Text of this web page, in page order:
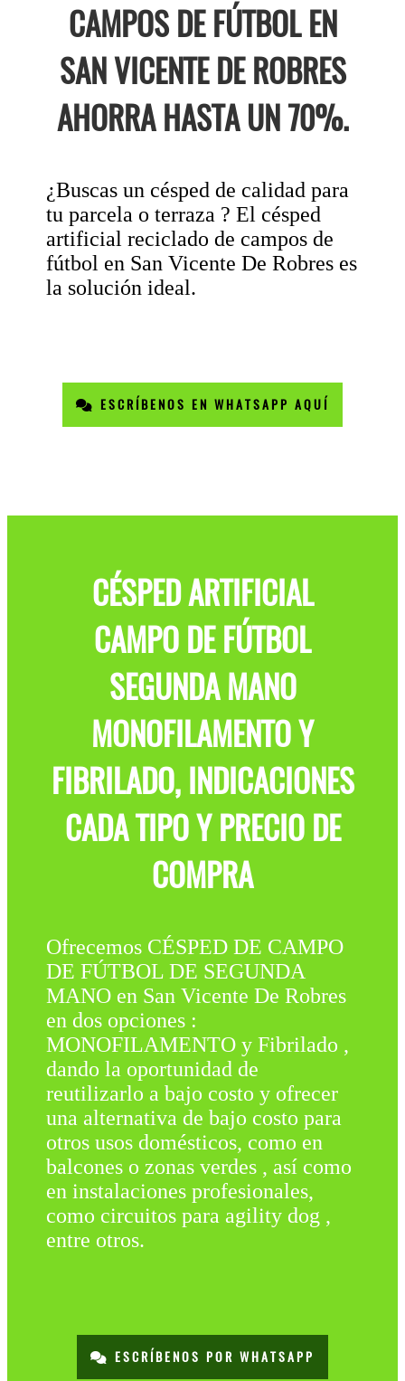
CAMPOS DE FÚTBOL EN
SAN VICENTE DE ROBRES
AHORRA HASTA UN 70%.
¿Buscas un césped de calidad para
tu parcela o terraza ? El césped
artificial reciclado de campos de
fútbol en San Vicente De Robres es
la solución ideal.
ESCRÍBENOS EN WHATSAPP AQUÍ
CÉSPED ARTIFICIAL
CAMPO DE FÚTBOL
SEGUNDA MANO
MONOFILAMENTO Y
FIBRILADO, INDICACIONES
CADA TIPO Y PRECIO DE
COMPRA
Ofrecemos CÉSPED DE CAMPO
DE FÚTBOL DE SEGUNDA
MANO en San Vicente De Robres
en dos opciones :
MONOFILAMENTO y Fibrilado ,
dando la oportunidad de
reutilizarlo a bajo costo y ofrecer
una alternativa de bajo costo para
otros usos domésticos, como en
balcones o zonas verdes , así como
en instalaciones profesionales,
como circuitos para agility dog ,
entre otros.
ESCRÍBENOS POR WHATSAPP